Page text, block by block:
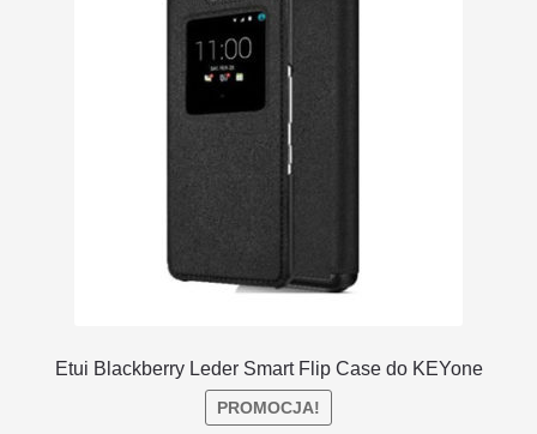
Etui Blackberry Leder Smart Flip Case do KEYone
PROMOCJA!